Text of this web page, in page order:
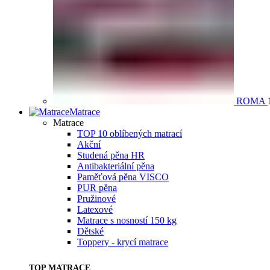
ROMA
Matrace
Matrace
TOP 10 oblíbených matrací
Akční
Studená pěna HR
Antibakteriální pěna
Paměťová pěna VISCO
PUR pěna
Pružinové
Latexové
Matrace s nosností 150 kg
Dětské
Toppery - krycí matrace
TOP MATRACE